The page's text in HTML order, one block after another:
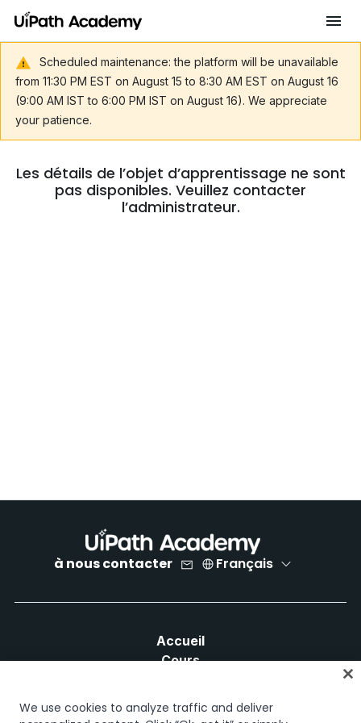
Scheduled maintenance: the platform will be unavailable
from 11:30 PM EST on August 15 to 8:30 AM EST on August 16
(9:00 AM IST to 6:00 PM IST on August 16). We appreciate
your patience.
Les détails de l’objet d’apprentissage ne sont
pas disponibles. Veuillez contacter
l’administrateur.
à nous contacter Français
Accueil
Cours
Parcours professionnels
Certifications
We use cookies to analyze traffic and deliver